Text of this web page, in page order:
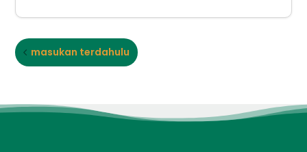
masukan terdahulu